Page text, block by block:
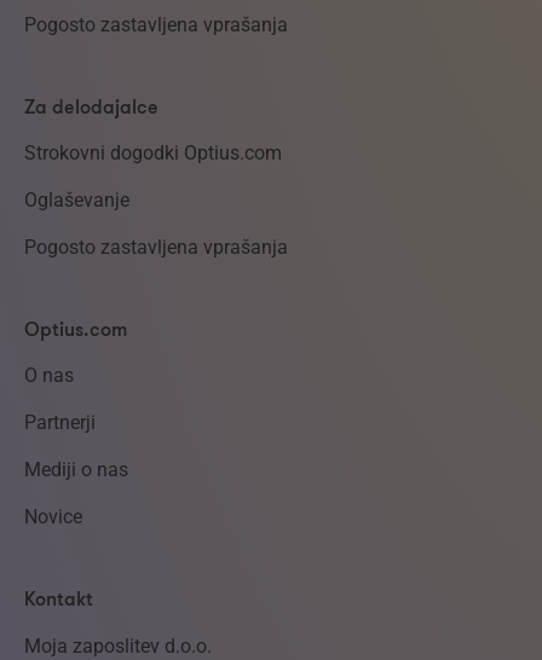
Pogosto zastavljena vprašanja
Za delodajalce
Strokovni dogodki Optius.com
Oglaševanje
Pogosto zastavljena vprašanja
Optius.com
O nas
Partnerji
Mediji o nas
Novice
Kontakt
Moja zaposlitev d.o.o.